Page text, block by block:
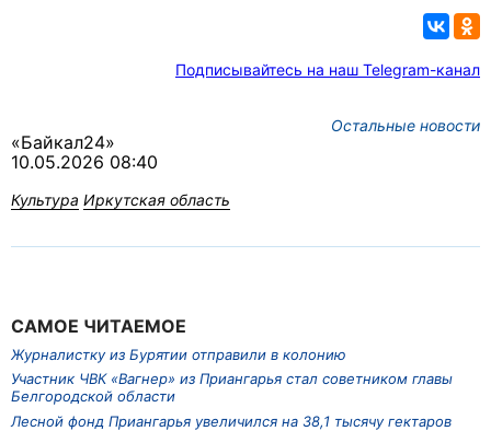
Подписывайтесь на наш Telegram-канал
Остальные новости
«Байкал24»
10.05.2026 08:40
Культура Иркутская область
САМОЕ ЧИТАЕМОЕ
Журналистку из Бурятии отправили в колонию
Участник ЧВК «Вагнер» из Приангарья стал советником главы
Белгородской области
Лесной фонд Приангарья увеличился на 38,1 тысячу гектаров